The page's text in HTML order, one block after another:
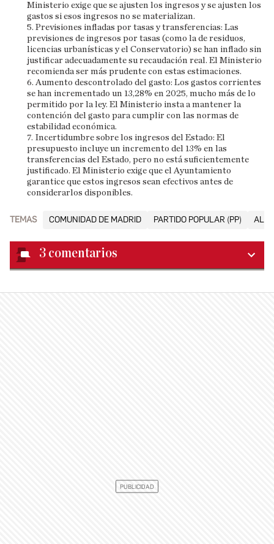
Ministerio exige que se ajusten los ingresos y se ajusten los
gastos si esos ingresos no se materializan.
5. Previsiones infladas por tasas y transferencias: Las
previsiones de ingresos por tasas (como la de residuos,
licencias urbanísticas y el Conservatorio) se han inflado sin
justificar adecuadamente su recaudación real. El Ministerio
recomienda ser más prudente con estas estimaciones.
6. Aumento descontrolado del gasto: Los gastos corrientes
se han incrementado un 13,28% en 2025, mucho más de lo
permitido por la ley. El Ministerio insta a mantener la
contención del gasto para cumplir con las normas de
estabilidad económica.
7. Incertidumbre sobre los ingresos del Estado: El
presupuesto incluye un incremento del 13% en las
transferencias del Estado, pero no está suficientemente
justificado. El Ministerio exige que el Ayuntamiento
garantice que estos ingresos sean efectivos antes de
considerarlos disponibles.
TEMAS COMUNIDAD DE MADRID PARTIDO POPULAR (PP)
3 comentarios